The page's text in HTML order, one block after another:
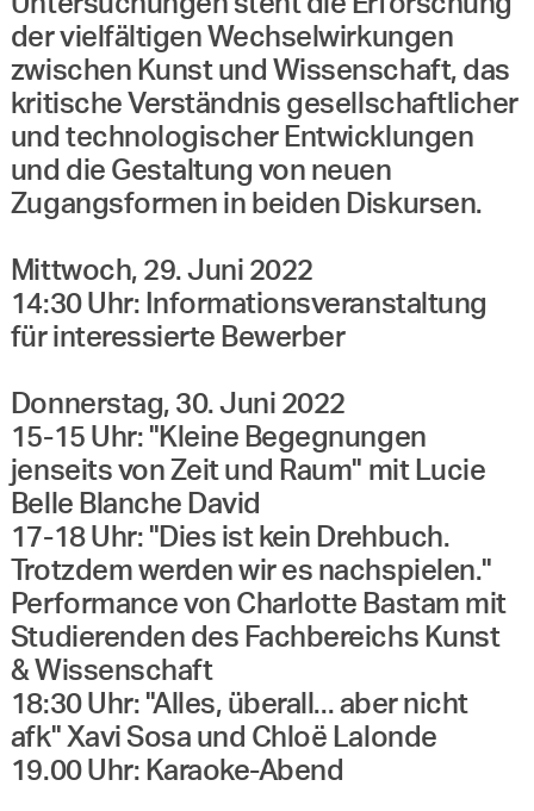
der vielfältigen Wechselwirkungen
zwischen Kunst und Wissenschaft, das
kritische Verständnis gesellschaftlicher
und technologischer Entwicklungen
und die Gestaltung von neuen
Zugangsformen in beiden Diskursen.
Mittwoch, 29. Juni 2022
14:30 Uhr: Informationsveranstaltung
für interessierte Bewerber
Donnerstag, 30. Juni 2022
15-15 Uhr: "Kleine Begegnungen
jenseits von Zeit und Raum" mit Lucie
Belle Blanche David
17-18 Uhr: "Dies ist kein Drehbuch.
Trotzdem werden wir es nachspielen."
Performance von Charlotte Bastam mit
Studierenden des Fachbereichs Kunst
& Wissenschaft
18:30 Uhr: "Alles, überall... aber nicht
afk" Xavi Sosa und Chloë Lalonde
19.00 Uhr: Karaoke-Abend